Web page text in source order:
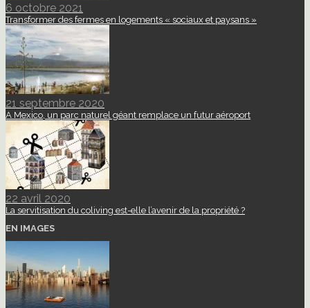
6 octobre 2021
Transformer des fermes en logements « sociaux et paysans »
21 septembre 2020
A Mexico, un parc naturel géant remplace un futur aéroport
22 avril 2020
La servitisation du coliving est-elle l’avenir de la propriété ?
EN IMAGES